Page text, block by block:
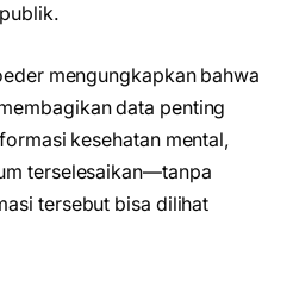
mengungkapkan bahwa
data penting
kesehatan mental,
terselesaikan—tanpa
tersebut bisa dilihat